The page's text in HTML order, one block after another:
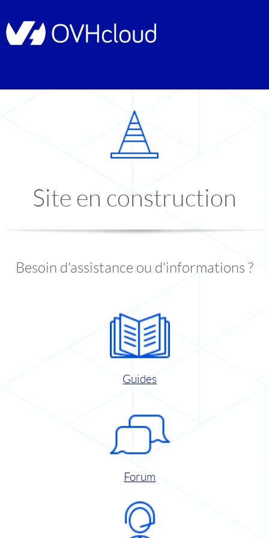
Site en construction
Besoin d'assistance ou d'informations ?
Guides
Forum